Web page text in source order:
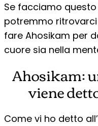
Se facciamo
potremmo
fare Ahosikam per
cuore sia nella
Ahosikam:
viene
Come vi ho detto